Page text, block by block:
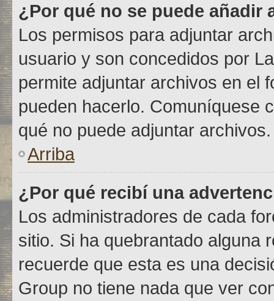
¿Por qué no se puede añadir
Los permisos para adjuntar
usuario y son concedidos por
permite adjuntar archivos en el
pueden hacerlo. Comuníquese
qué no puede adjuntar archivos.
Arriba
¿Por qué recibí una
Los administradores de cada
sitio. Si ha quebrantado alguna
recuerde que esta es una
Group no tiene nada que ver